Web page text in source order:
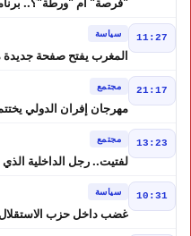
11:27 سياسة
المغرب يفتح صفحة جديدة
21:17 مجتمع
مهرجان إفران الدولي
13:23 مجتمع
10:31 سياسة
غضب داخل حزب